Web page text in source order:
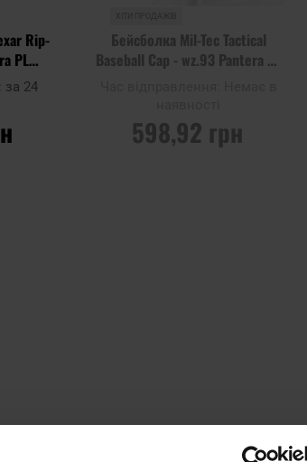
Rip-
PL
за 24
Бейсболка Mil-Tec Tactical
Baseball Cap - wz.93 Pantera PL
598,92 грн